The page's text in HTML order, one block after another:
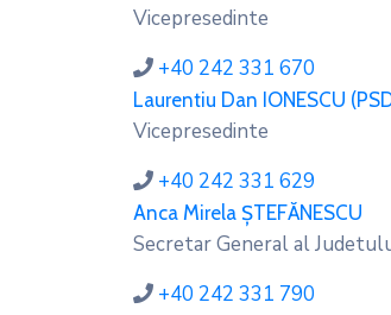
Vicepresedinte
+40 242 331 670
Laurentiu Dan IONESCU
Vicepresedinte
+40 242 331 629
Anca Mirela ȘTEFĂNESCU
Secretar General al
+40 242 331 790